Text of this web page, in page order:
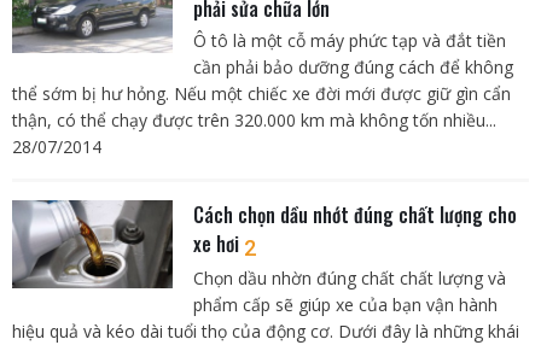
phải sửa chữa lớn
Ô tô là một cỗ máy phức tạp và đắt tiền
cần phải bảo dưỡng đúng cách để không
thể sớm bị hư hỏng. Nếu một chiếc xe đời mới được giữ gìn cẩn
thận, có thể chạy được trên 320.000 km mà không tốn nhiều...
28/07/2014
Cách chọn dầu nhớt đúng chất lượng cho
xe hơi 2
Chọn dầu nhờn đúng chất chất lượng và
phẩm cấp sẽ giúp xe của bạn vận hành
hiệu quả và kéo dài tuổi thọ của động cơ. Dưới đây là những khái